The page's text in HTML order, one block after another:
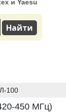
и Yaesu
100
450 МГц)